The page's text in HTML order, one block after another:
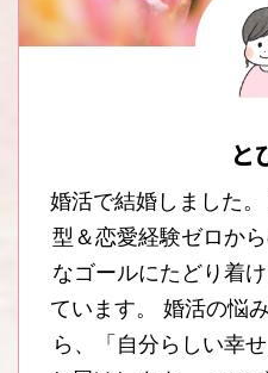
と
婚活で結婚しました
型＆恋愛経験ゼロか
なゴールにたどり着
ています。 婚活の悩
ら、「自分らしい幸